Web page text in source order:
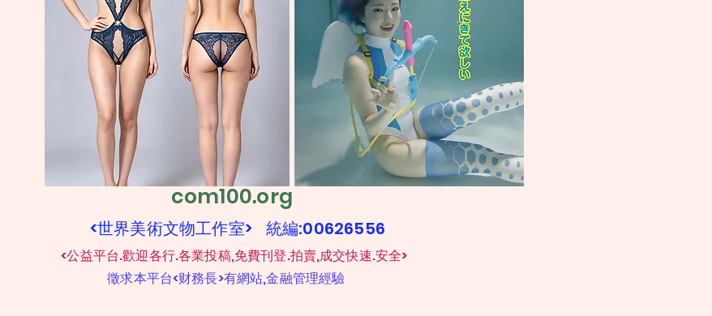
com100.org
<世界美術文物工作室> 統編:00626556
<公益平台.歡迎各行.各業投稿,免費刊登.拍賣,成交快速.安全>
​徵求本平台<财務長>有網站,金融管理經驗